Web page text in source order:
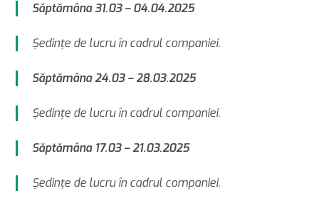
Săptămâna 31.03 – 04.04.2025
Şedinţe de lucru în cadrul companiei.
Săptămâna 24.03 – 28.03.2025
Şedinţe de lucru în cadrul companiei.
Săptămâna 17.03 – 21.03.2025
Şedinţe de lucru în cadrul companiei.